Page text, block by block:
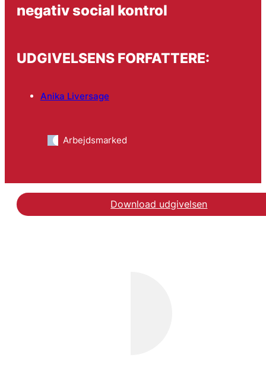
negativ social kontrol
UDGIVELSENS FORFATTERE:
Anika Liversage
Arbejdsmarked
Download udgivelsen
Hent rapporten